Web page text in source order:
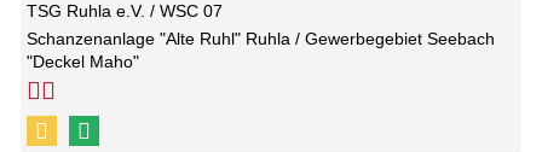
TSG Ruhla e.V. / WSC 07
Schanzenanlage "Alte Ruhl" Ruhla / Gewerbegebiet Seebach
"Deckel Maho"